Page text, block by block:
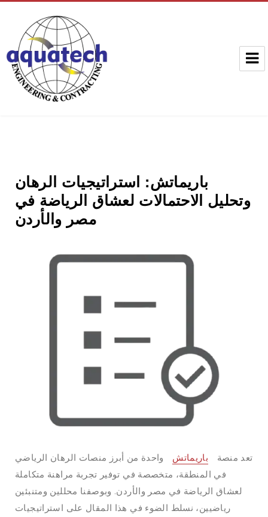
باريماتش: استراتيجيات الرهان
وتحليل الاحتمالات لعشاق الرياضة في
مصر والأردن
تعد منصة باريماتش
واحدة من أبرز منصات الرهان الرياضي
في المنطقة، متخصصة في توفير تجربة مراهنة متكاملة
لعشاق الرياضة في مصر والأردن. وبوصفنا محللين ومتنبئين
رياضيين، نسلط الضوء في هذا المقال على استراتيجيات